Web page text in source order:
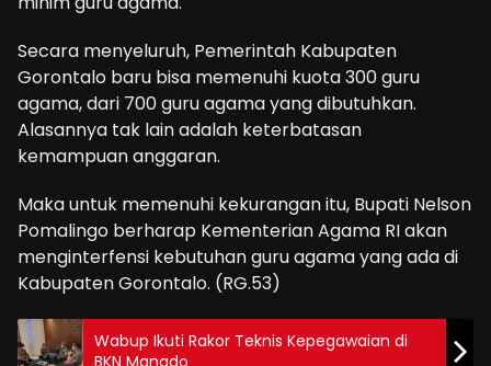
Secara menyeluruh, Pemerintah Kabupaten
Gorontalo baru bisa memenuhi kuota 300 guru
agama, dari 700 guru agama yang dibutuhkan.
Alasannya tak lain adalah keterbatasan
kemampuan anggaran.
Maka untuk memenuhi kekurangan itu, Bupati Nelson
Pomalingo berharap Kementerian Agama RI akan
menginterfensi kebutuhan guru agama yang ada di
Kabupaten Gorontalo. (RG.53)
Wabup Ikuti Rakor Teknis Kepegawaian di
BKN Manado